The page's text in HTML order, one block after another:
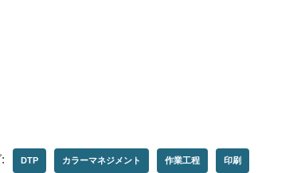
DTP カラーマネジメント 作業工程 印刷